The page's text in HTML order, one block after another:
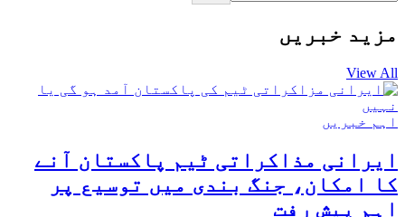
مزید خبریں
View All
اہم خبریں
ایرانی مذاکراتی ٹیم پاکستان آنے
کا امکان، جنگ بندی میں توسیع پر
اہم پیش رفت